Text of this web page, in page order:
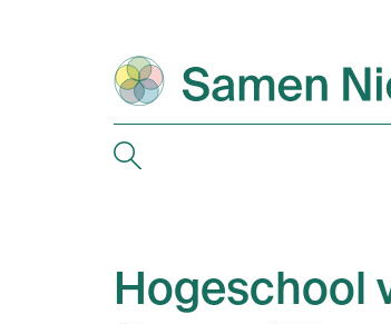
Hogeschool